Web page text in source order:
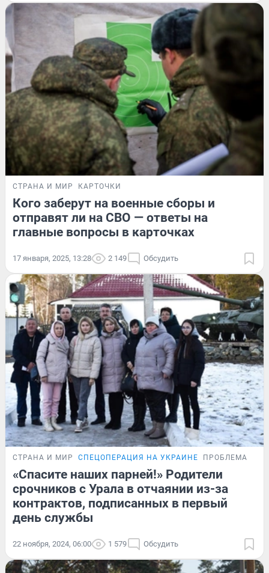
СТРАНА И МИР КАРТОЧКИ
Кого заберут на военные сборы и
отправят ли на СВО — ответы на
главные вопросы в карточках
17 января, 2025, 13:28 2 149 Обсудить
СТРАНА И МИР СПЕЦОПЕРАЦИЯ НА УКРАИНЕ ПРОБЛЕМА
«Спасите наших парней!» Родители
срочников с Урала в отчаянии из-за
контрактов, подписанных в первый
день службы
22 ноября, 2024, 06:00 1 579 Обсудить